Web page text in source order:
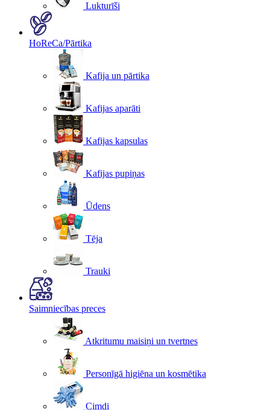
Lukturīši
HoReCa/Pārtika
Kafija un pārtika
Kafijas aparāti
Kafijas kapsulas
Kafijas pupiņas
Ūdens
Tēja
Trauki
Saimniecības preces
Atkritumu maisiņi un tvertnes
Personīgā higiēna un kosmētika
Cimdi